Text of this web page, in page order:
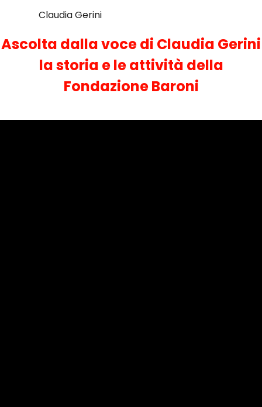
Claudia Gerini
Ascolta dalla voce di Claudia Gerini
la storia e le attività della
Fondazione Baroni